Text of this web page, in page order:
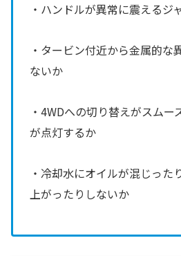
・ハンドルが異常に震えるジ
・タービン付近から金属的な
ないか
・4WDへの切り替えがスム
が点灯するか
・冷却水にオイルが混じった
上がったりしないか